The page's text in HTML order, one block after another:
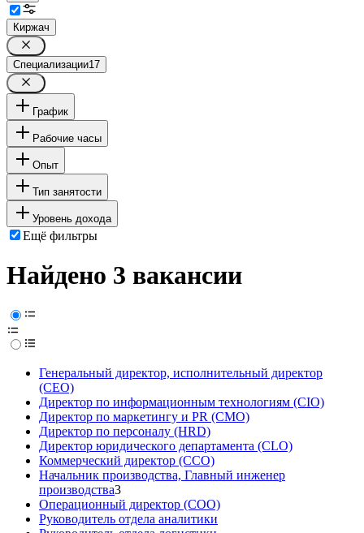
Киржач
Специализации17
График
Рабочие часы
Опыт
Тип занятости
Уровень дохода
Ещё фильтры
Найдено 3 вакансии
Генеральный директор, исполнительный директор
(CEO)
Директор по информационным технологиям (CIO)
Директор по маркетингу и PR (CMO)
Директор по персоналу (HRD)
Директор юридического департамента (CLO)
Коммерческий директор (CCO)
Начальник производства, Главный инженер
производства3
Операционный директор (COO)
Руководитель отдела аналитики